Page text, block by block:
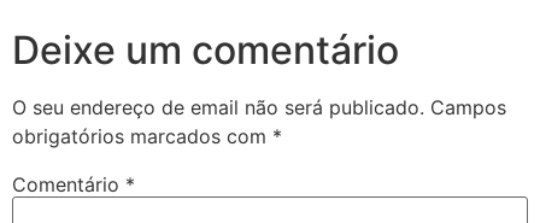
Deixe um comentário
O seu endereço de email não será publicado. Campos
obrigatórios marcados com *
Comentário *